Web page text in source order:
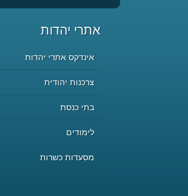
אתרי יהדות
אינדקס אתרי יהדות
צרכנות יהודית
בתי כנסת
לימודים
מסעדות כשרות